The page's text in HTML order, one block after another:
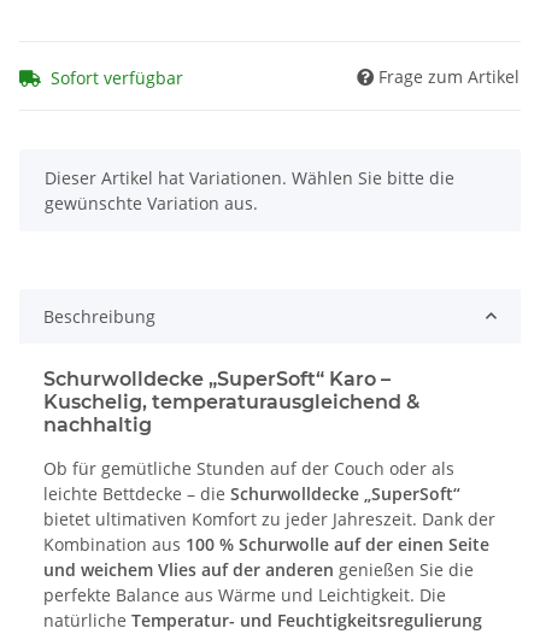
Sofort verfügbar Frage zum Artikel
x
Dieser Artikel hat Variationen. Wählen Sie bitte die
gewünschte Variation aus.
Beschreibung
Schurwolldecke „SuperSoft“ Karo –
Kuschelig, temperaturausgleichend &
nachhaltig
Ob für gemütliche Stunden auf der Couch oder als
leichte Bettdecke – die Schurwolldecke „SuperSoft“
bietet ultimativen Komfort zu jeder Jahreszeit. Dank der
Kombination aus 100 % Schurwolle auf der einen Seite
und weichem Vlies auf der anderen genießen Sie die
perfekte Balance aus Wärme und Leichtigkeit. Die
natürliche Temperatur- und Feuchtigkeitsregulierung